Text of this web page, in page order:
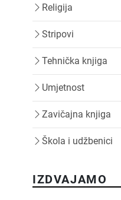
Religija
Stripovi
Tehnička knjiga
Umjetnost
Zavičajna knjiga
Škola i udžbenici
IZDVAJAMO